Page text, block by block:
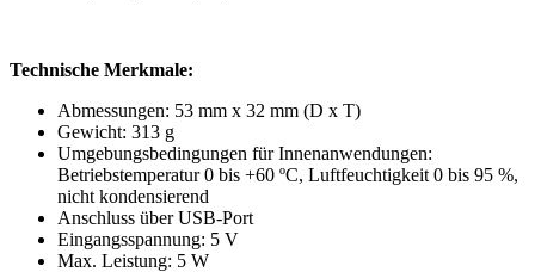
Technische Merkmale:
Abmessungen: 53 mm x 32 mm (D x T)
Gewicht: 313 g
Umgebungsbedingungen für Innenanwendungen:
Betriebstemperatur 0 bis +60 ºC, Luftfeuchtigkeit 0 bis 95 %,
nicht kondensierend
Anschluss über USB-Port
Eingangsspannung: 5 V
Max. Leistung: 5 W